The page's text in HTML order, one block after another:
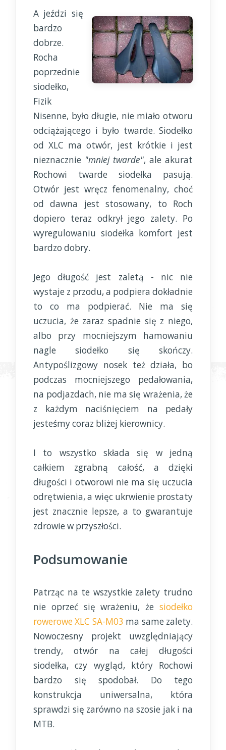
A jeździ się
bardzo
dobrze.
Rocha
poprzednie
siodełko,
Fizik
Nisenne, było długie, nie miało otworu
odciążającego i było twarde. Siodełko
od XLC ma otwór, jest krótkie i jest
nieznacznie "mniej twarde", ale akurat
Rochowi twarde siodełka pasują.
Otwór jest wręcz fenomenalny, choć
od dawna jest stosowany, to Roch
dopiero teraz odkrył jego zalety. Po
wyregulowaniu siodełka komfort jest
bardzo dobry.
Jego długość jest zaletą - nic nie
wystaje z przodu, a podpiera dokładnie
to co ma podpierać. Nie ma się
uczucia, że zaraz spadnie się z niego,
albo przy mocniejszym hamowaniu
nagle siodełko się skończy.
Antypoślizgowy nosek też działa, bo
podczas mocniejszego pedałowania,
na podjazdach, nie ma się wrażenia, że
z każdym naciśnięciem na pedały
jesteśmy coraz bliżej kierownicy.
I to wszystko składa się w jedną
całkiem zgrabną całość, a dzięki
długości i otworowi nie ma się uczucia
odrętwienia, a więc ukrwienie prostaty
jest znacznie lepsze, a to gwarantuje
zdrowie w przyszłości.
Podsumowanie
Patrząc na te wszystkie zalety trudno
nie oprzeć się wrażeniu, że siodełko
rowerowe XLC SA-M03 ma same zalety.
Nowoczesny projekt uwzględniający
trendy, otwór na całej długości
siodełka, czy wygląd, który Rochowi
bardzo się spodobał. Do tego
konstrukcja uniwersalna, która
sprawdzi się zarówno na szosie jak i na
MTB.